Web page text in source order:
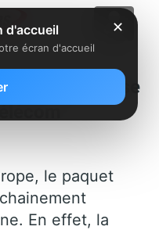
pour la mise
le paquet
En effet, la
✕
d'accueil
écran d'accueil